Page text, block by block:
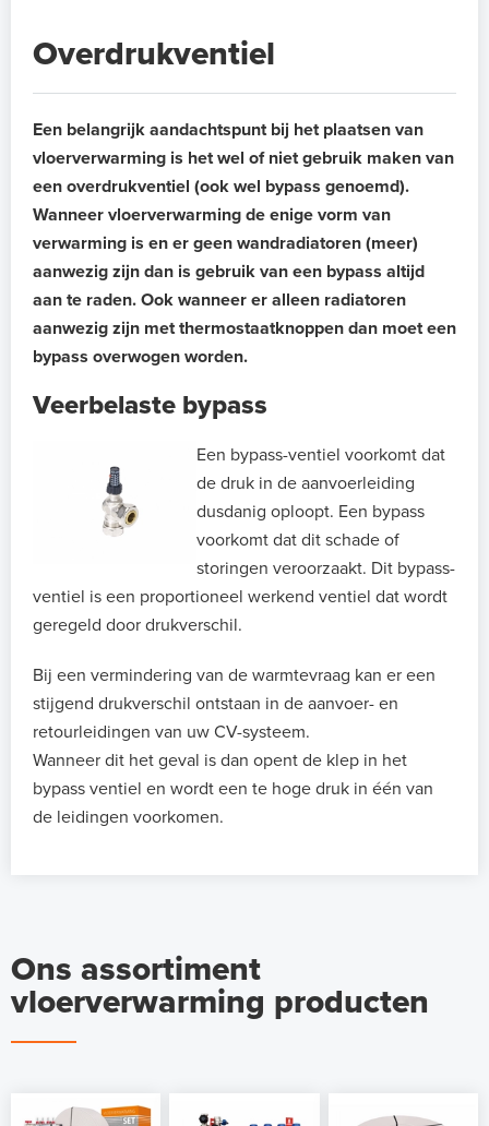
Overdrukventiel
Een belangrijk aandachtspunt bij het plaatsen van
vloerverwarming is het wel of niet gebruik maken van
een overdrukventiel (ook wel bypass genoemd).
Wanneer vloerverwarming de enige vorm van
verwarming is en er geen wandradiatoren (meer)
aanwezig zijn dan is gebruik van een bypass altijd
aan te raden. Ook wanneer er alleen radiatoren
aanwezig zijn met thermostaatknoppen dan moet een
bypass overwogen worden.
Veerbelaste bypass
Een bypass-ventiel voorkomt dat
de druk in de aanvoerleiding
dusdanig oploopt. Een bypass
voorkomt dat dit schade of
storingen veroorzaakt. Dit bypass-
ventiel is een proportioneel werkend ventiel dat wordt
geregeld door drukverschil.
Bij een vermindering van de warmtevraag kan er een
stijgend drukverschil ontstaan in de aanvoer- en
retourleidingen van uw CV-systeem.
Wanneer dit het geval is dan opent de klep in het
bypass ventiel en wordt een te hoge druk in één van
de leidingen voorkomen.
Ons assortiment
vloerverwarming producten